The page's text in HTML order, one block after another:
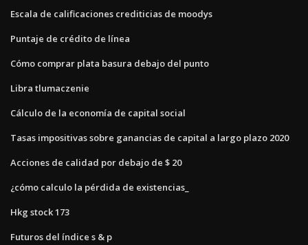
Escala de calificaciones crediticias de moodys
Puntaje de crédito de línea
Cómo comprar plata basura debajo del punto
Libra tlumaczenie
Cálculo de la economía de capital social
Tasas impositivas sobre ganancias de capital a largo plazo 2020
Acciones de calidad por debajo de $ 20
¿cómo calculo la pérdida de existencias_
Hkg stock 173
Futuros del índice s & p